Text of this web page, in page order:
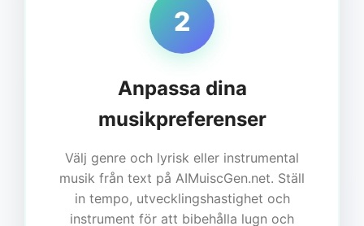
2
Anpassa dina
musikpreferenser
Välj genre och lyrisk eller instrumental
musik från text på AIMuiscGen.net. Ställ
in tempo, utvecklingshastighet och
instrument för att bibehålla lugn och